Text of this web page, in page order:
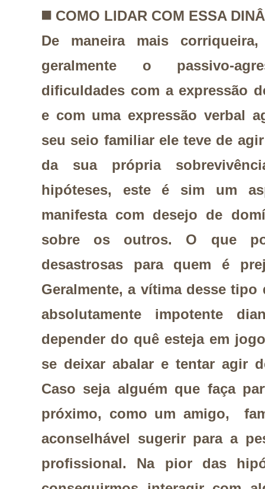
◼️ COMO LIDAR COM ESSA
De maneira mais
geralmente o passivo-
dificuldades com a expressão
e com uma expressão verbal
seu seio familiar ele teve de
da sua própria
hipóteses, este é sim um
manifesta com desejo de
sobre os outros. O que
desastrosas para quem é
Geralmente, a vítima desse
absolutamente impotente
depender do quê esteja em
se deixar abalar e tentar agir
Caso seja alguém que faça
próximo, como um amigo,
aconselhável sugerir para a
profissional. Na pior das